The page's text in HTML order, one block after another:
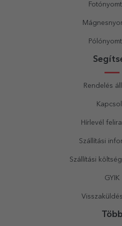
Rendelés
Hírlevél
Szállítási
Szállítási
GYIK
Több